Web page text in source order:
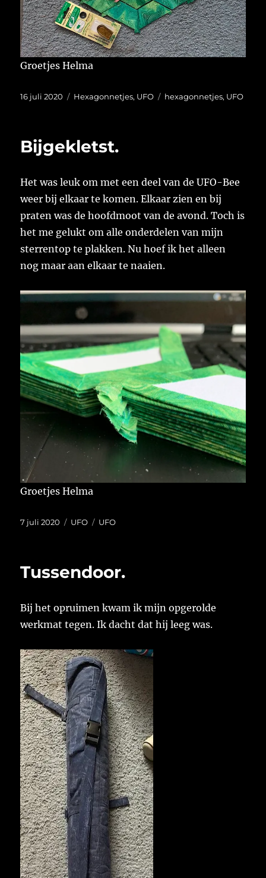
Groetjes Helma
Geplaatst
16 juli 2020 Categorieën
Hexagonnetjes, UFO Tags
hexagonnetjes, UFO
Bijgekletst.
Het was leuk om met een deel van de UFO-Bee
weer bij elkaar te komen. Elkaar zien en bij
praten was de hoofdmoot van de avond. Toch is
het me gelukt om alle onderdelen van mijn
sterrentop te plakken. Nu hoef ik het alleen
nog maar aan elkaar te naaien.
Groetjes Helma
Geplaatst
7 juli 2020 Categorieën
UFO Tags
UFO
Tussendoor.
Bij het opruimen kwam ik mijn opgerolde
werkmat tegen. Ik dacht dat hij leeg was.